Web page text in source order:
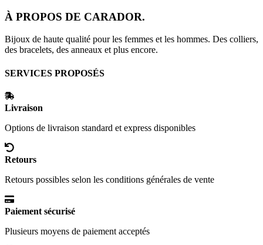
À PROPOS DE CARADOR.
Bijoux de haute qualité pour les femmes et les hommes. Des colliers,
des bracelets, des anneaux et plus encore.
SERVICES PROPOSÉS
Livraison
Options de livraison standard et express disponibles
Retours
Retours possibles selon les conditions générales de vente
Paiement sécurisé
Plusieurs moyens de paiement acceptés